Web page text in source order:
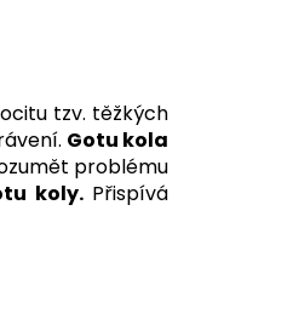
tzv. těžkých
Gotu kola
problému
koly.Přispívá